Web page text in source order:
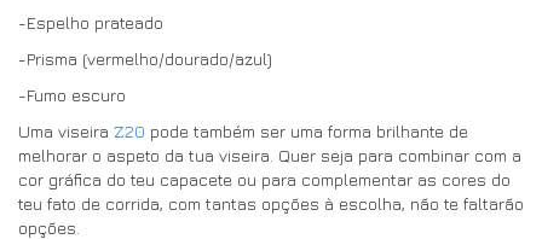
-Espelho prateado
-Prisma (vermelho/dourado/azul)
-Fumo escuro
Uma viseira Z20 pode também ser uma forma brilhante de
melhorar o aspeto da tua viseira. Quer seja para combinar com a
cor gráfica do teu capacete ou para complementar as cores do
teu fato de corrida, com tantas opções à escolha, não te faltarão
opções.